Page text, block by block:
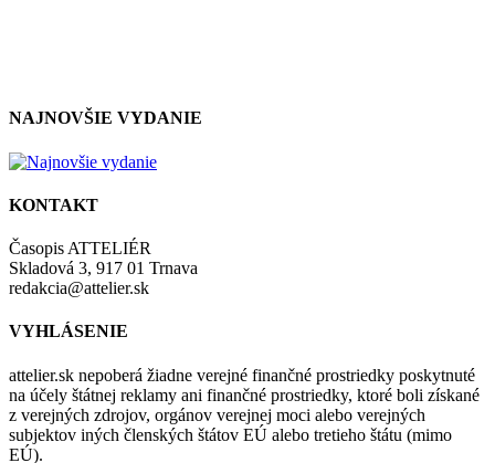
NAJNOVŠIE VYDANIE
KONTAKT
Časopis ATTELIÉR
Skladová 3, 917 01 Trnava
redakcia@attelier.sk
VYHLÁSENIE
attelier.sk nepoberá žiadne verejné finančné prostriedky poskytnuté
na účely štátnej reklamy ani finančné prostriedky, ktoré boli získané
z verejných zdrojov, orgánov verejnej moci alebo verejných
subjektov iných členských štátov EÚ alebo tretieho štátu (mimo
EÚ).